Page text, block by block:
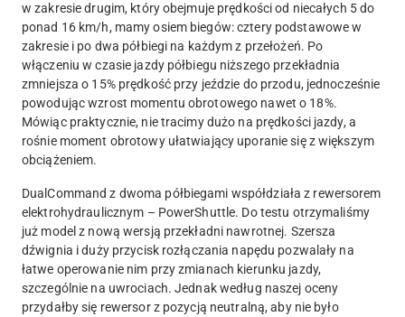
w zakresie drugim, który obejmuje prędkości od niecałych 5 do
ponad 16 km/h, mamy osiem biegów: cztery podstawowe w
zakresie i po dwa półbiegi na każdym z przełożeń. Po
włączeniu w czasie jazdy półbiegu niższego przekładnia
zmniejsza o 15% prędkość przy jeździe do przodu, jednocześnie
powodując wzrost momentu obrotowego nawet o 18%.
Mówiąc praktycznie, nie tracimy dużo na prędkości jazdy, a
rośnie moment obrotowy ułatwiający uporanie się z większym
obciążeniem.
DualCommand z dwoma półbiegami współdziała z rewersorem
elektrohydraulicznym – PowerShuttle. Do testu otrzymaliśmy
już model z nową wersją przekładni nawrotnej. Szersza
dźwignia i duży przycisk rozłączania napędu pozwalały na
łatwe operowanie nim przy zmianach kierunku jazdy,
szczególnie na uwrociach. Jednak według naszej oceny
przydałby się rewersor z pozycją neutralną, aby nie było